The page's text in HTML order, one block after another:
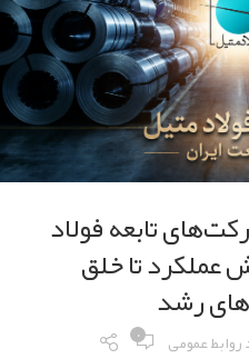
تابعه فولاد
عملکرد تا خلق
رشد
روابط عمومی ۰